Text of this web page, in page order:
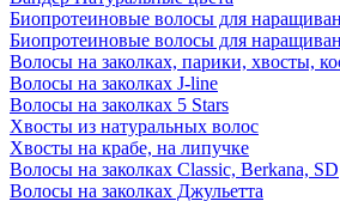
Биопротеиновые волосы для
Биопротеиновые волосы для
Волосы на заколках, парики, хвосты,
Волосы на заколках J-line
Волосы на заколках 5 Stars
Хвосты из натуральных волос
Хвосты на крабе, на липучке
Волосы на заколках Classic, Berkana, SD
Волосы на заколках Джульетта